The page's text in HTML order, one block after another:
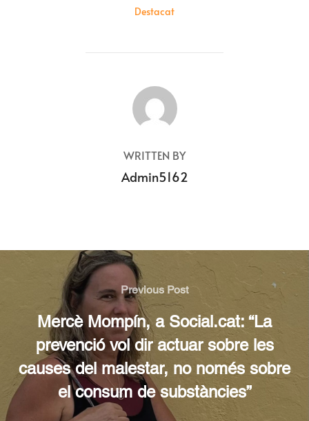
Destacat
POST AUTHOR
WRITTEN BY
Admin5162
Previous Post
Mercè Mompín, a Social.cat: “La
prevenció vol dir actuar sobre les
causes del malestar, no només sobre
el consum de substàncies”